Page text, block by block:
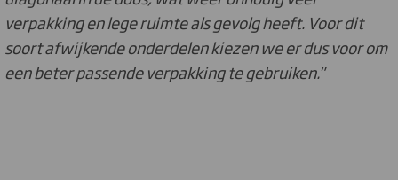
verpakking en lege ruimte als gevolg heeft. Voor dit
soort afwijkende onderdelen kiezen we er dus voor om
een beter passende verpakking te gebruiken."